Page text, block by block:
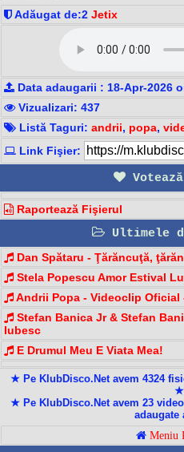
Adăugat de:2 Jetix
Data adaugarii : 18-Apr-2026
Vizualizari: 437
Listă Taguri: andrii, popa,
Link Fişier:
Raportează Fişierul
Ultimele din
Dan Spătaru - Ţărăncuţă,
Stela Popescu Amor Estival
Andrii Popa - Videoclip Oficial
Stefan Banica Jr & Stefan
Iubesc
E Drumul Meu E Viata Mea!
★ Pe KlubDisco.Net avem 4324
★
★ Pe KlubDisco.Net avem 23
Meniu